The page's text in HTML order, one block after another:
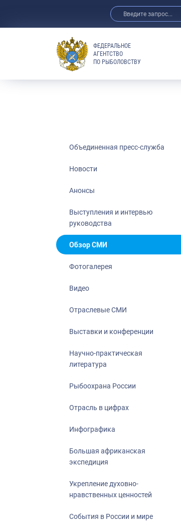
ФЕДЕРАЛЬНОЕ
АГЕНТСТВО
ПО РЫБОЛОВСТВУ
Объединенная пресс-служба
Новости
Анонсы
Выступления и интервью
руководства
Обзор СМИ
Фотогалерея
Видео
Отраслевые СМИ
Выставки и конференции
Научно-практическая
литература
Рыбоохрана России
Отрасль в цифрах
Инфографика
Большая африканская
экспедиция
Укрепление духовно-
нравственных ценностей
События в России и мире